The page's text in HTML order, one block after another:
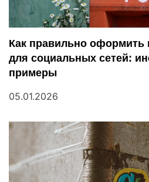
я
п
о
з
и
Как правильно
для социальных сетей:
примеры
05.01.2026